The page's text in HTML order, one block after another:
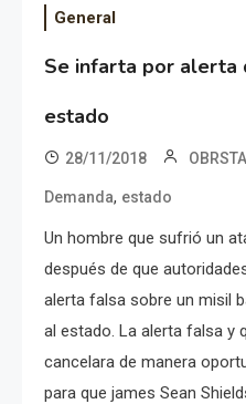
General
Se infarta por alerta
estado
28/11/2018
Demanda, estado
Un hombre que sufrió un
después de que
alerta falsa sobre un misil
al estado. La alerta falsa y
cancelara de manera
para que james Sean